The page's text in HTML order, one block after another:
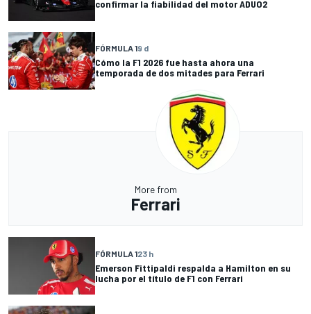
confirmar la fiabilidad del motor ADUO2
FÓRMULA 19 d
Cómo la F1 2026 fue hasta ahora una
temporada de dos mitades para Ferrari
More from
Ferrari
FÓRMULA 123 h
Emerson Fittipaldi respalda a Hamilton en su
lucha por el título de F1 con Ferrari